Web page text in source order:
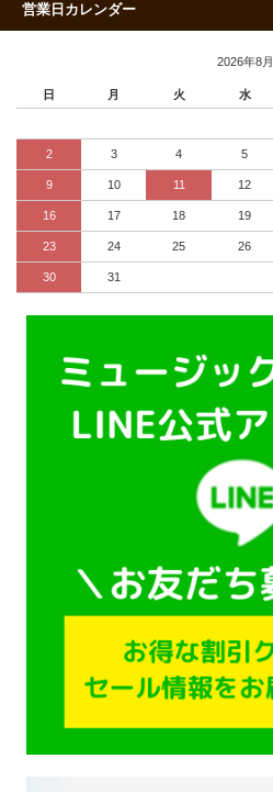
営業日カレンダー
2026年8月
日 月 火 水
2 3 4 5
9 10 11 12
16 17 18 19
23 24 25 26
30 31